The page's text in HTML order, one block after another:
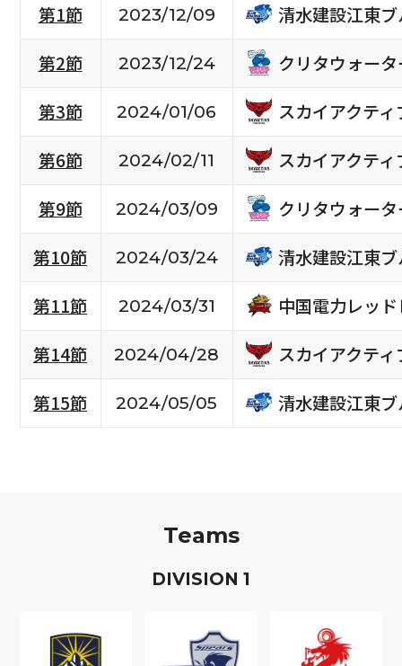
第1節 2023/12/09
清水建設江東
第2節
2023/12/24
クリタウォー
第3節
2024/01/06
スカイアクテ
第6節
2024/02/11
スカイアクテ
第9節
2024/03/09
クリタウォー
第10節
2024/03/24
清水建設江東
第11節
2024/03/31
中国電力レッ
第14節
2024/04/28
スカイアクテ
第15節
2024/05/05 清水建設江東
Teams
DIVISION 1